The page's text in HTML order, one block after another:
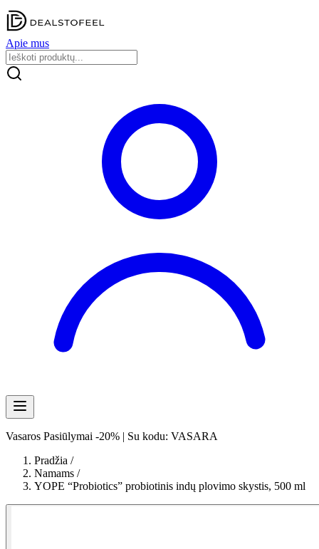
Apie mus
Vasaros Pasiūlymai -20% | Su kodu: VASARA
Pradžia /
Namams /
YOPE “Probiotics” probiotinis indų plovimo skystis, 500 ml